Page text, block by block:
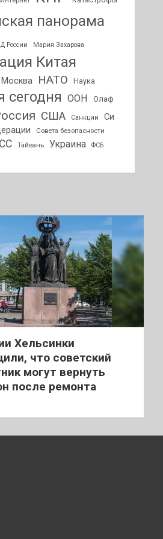
панорама
России Мария Захарова
Китая
Москва НАТО Наука
сегодня ООН
Олаф
США Санкции
Си
Совета безопасности
Тайвань Украина ФСБ
Хельсинки
что советский
могут вернуть
после ремонта